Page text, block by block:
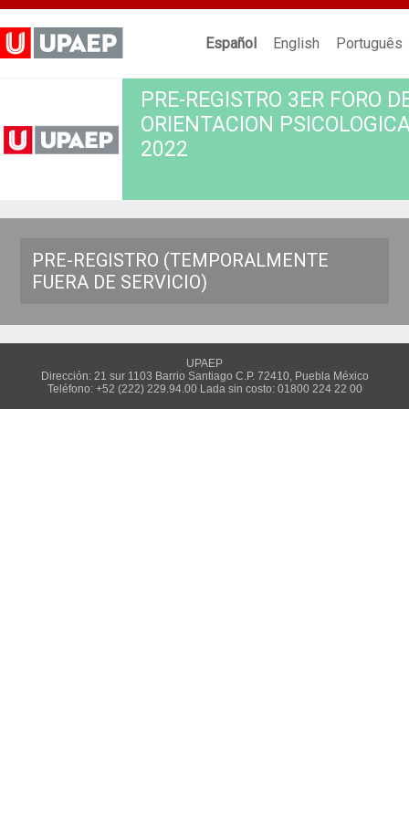
Español English Português
PRE-REGISTRO 3ER FORO
ORIENTACION
2022
PRE-REGISTRO (TEMPORALMENTE
FUERA DE SERVICIO)
UPAEP
Dirección: 21 sur 1103 Barrio Santiago C.P. 72410, Puebla México
Teléfono: +52 (222) 229.94.00 Lada sin costo: 01800 224 22 00